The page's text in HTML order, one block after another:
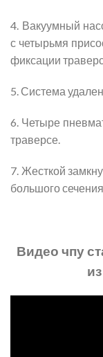
4. Вакуумный
с четырьмя
фиксации
5. Система
6. Четыре
траверсе.
7. Жесткой
большого сечения
Видео чпу